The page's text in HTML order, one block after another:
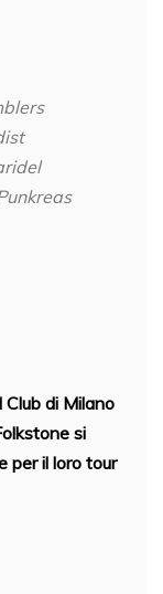
di Milano
si
per il loro tour